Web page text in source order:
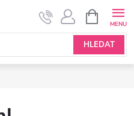
HLEDAT
NÁKUPNÍ
KOŠÍK